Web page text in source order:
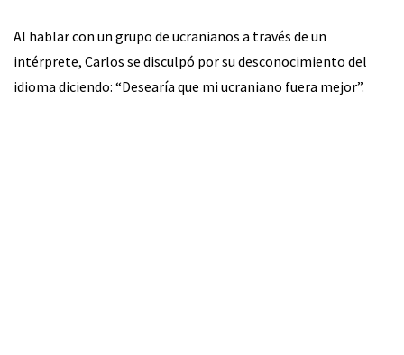
Al hablar con un grupo de ucranianos a través de un
intérprete, Carlos se disculpó por su desconocimiento del
idioma diciendo: “Desearía que mi ucraniano fuera mejor”.